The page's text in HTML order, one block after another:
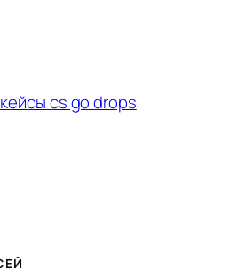
cs go drops